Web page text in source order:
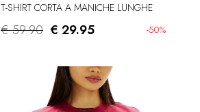
T-SHIRT CORTA A MANICHE LUNGHE
€ 59.90 -50%
€ 29.95